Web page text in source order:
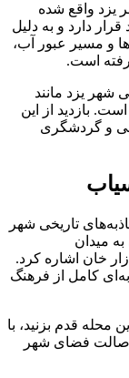
یزد واقع شده
دارد و به دلیل
و مسیر عبور آب،
است.
شهر یزد مانند
بازدید از این
و گردشگری
تاریخی شهر
به میدان
خان اشاره کرد.
کامل از فرهنگ
قدم بزنید، با
فضای شهر